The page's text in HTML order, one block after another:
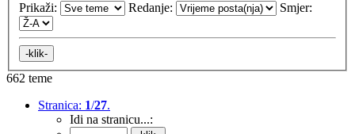
Prikaži:
Redanje: Smjer:
662 teme
Stranica: 1/27.
Idi na stranicu...: